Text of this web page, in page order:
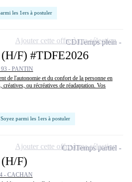
les 1ers à postuler
F) #TDFE2026
93 - PANTIN
de l'autonomie et du confort de la personne en
ou récréatives de réadaptation. Vos
Soyez parmi les 1ers à postuler
CDITemps plein
Ajouter cette offre à ma sélection
F)
- CACHAN
CDITemps partiel
Ajouter cette offre à ma sélection